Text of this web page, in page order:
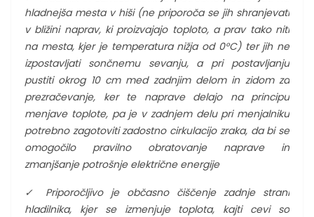
hladnejša mesta v hiši (ne priporoča se jih shranjevati
v bližini naprav, ki proizvajajo toploto, a prav tako niti
na mesta, kjer je temperatura nižja od 0°C) ter jih ne
izpostavljati sončnemu sevanju, a pri postavljanju
pustiti okrog 10 cm med zadnjim delom in zidom za
prezračevanje, ker te naprave delajo na principu
menjave toplote, pa je v zadnjem delu pri menjalniku
potrebno zagotoviti zadostno cirkulacijo zraka, da bi se
omogočilo pravilno obratovanje naprave in
zmanjšanje potrošnje električne energije
✓
Priporočljivo je občasno čiščenje zadnje strani
hladilnika, kjer se izmenjuje toplota, kajti cevi so